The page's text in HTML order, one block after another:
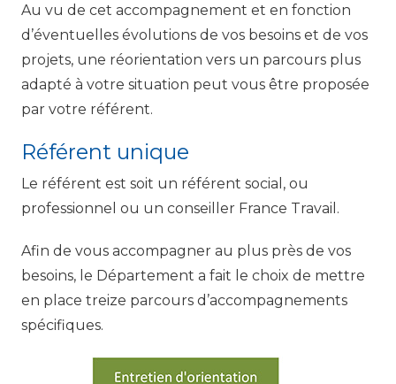
Au vu de cet accompagnement et en fonction
d’éventuelles évolutions de vos besoins et de vos
projets, une réorientation vers un parcours plus
adapté à votre situation peut vous être proposée
par votre référent.
Référent unique
Le référent est soit un référent social, ou
professionnel ou un conseiller France Travail.
Afin de vous accompagner au plus près de vos
besoins, le Département a fait le choix de mettre
en place treize parcours d’accompagnements
spécifiques.